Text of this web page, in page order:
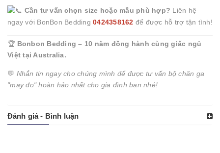
Cần tư vấn chọn size hoặc mẫu phù hợp? Liên hệ
ngay với BonBon Bedding 0424358162 để được hỗ trợ tận tình!
🏆 Bonbon Bedding – 10 năm đồng hành cùng giấc ngủ
Việt tại Australia.
💬 Nhắn tin ngay cho chúng mình để được tư vấn bộ chăn ga
"may đo" hoàn hảo nhất cho gia đình bạn nhé!
Đánh giá - Bình luận